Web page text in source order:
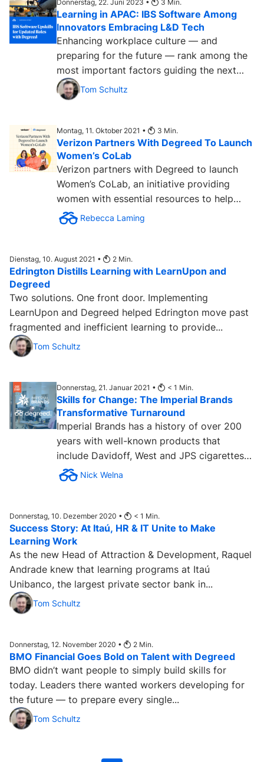
Donnerstag, 22. Juni 2023 • 3 Min.
Learning in APAC: IBS Software Among
Innovators Embracing L&D Tech
Enhancing workplace culture — and
preparing for the future — rank among the
most important factors guiding the next
chapter of learning...
Tom Schultz
Montag, 11. Oktober 2021 • 3 Min.
Verizon Partners With Degreed To Launch
Women’s CoLab
Verizon partners with Degreed to launch
Women’s CoLab, an initiative providing
women with essential resources to help
them achieve success....
Rebecca Laming
Dienstag, 10. August 2021 • 2 Min.
Edrington Distills Learning with LearnUpon and
Degreed
Two solutions. One front door. Implementing
LearnUpon and Degreed helped Edrington move past
fragmented and inefficient learning to provide...
Tom Schultz
Donnerstag, 21. Januar 2021 • < 1 Min.
Skills for Change: The Imperial Brands
Transformative Turnaround
Imperial Brands has a history of over 200
years with well-known products that
include Davidoff, West and JPS cigarettes
and Golden Virginia rolling...
Nick Welna
Donnerstag, 10. Dezember 2020 • < 1 Min.
Success Story: At Itaú, HR & IT Unite to Make
Learning Work
As the new Head of Attraction & Development, Raquel
Andrade knew that learning programs at Itaú
Unibanco, the largest private sector bank in...
Tom Schultz
Donnerstag, 12. November 2020 • 2 Min.
BMO Financial Goes Bold on Talent with Degreed
BMO didn’t want people to simply build skills for
today. Leaders there wanted workers developing for
the future — to prepare every single...
Tom Schultz